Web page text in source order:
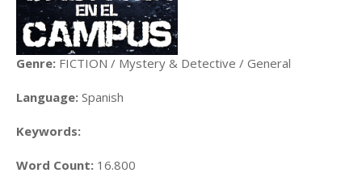
Genre: FICTION / Mystery & Detective / General
Language: Spanish
Keywords:
Word Count: 16.800